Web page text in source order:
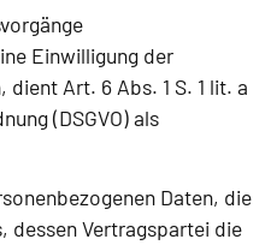
Einwilligung der
Art. 6 Abs. 1 S. 1 lit. a
(DSGVO) als
Daten, die
dessen Vertragspartei die